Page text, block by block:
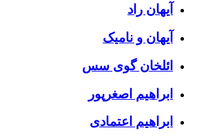
آیهان راد
آیهان و نامیک
ائلخان گوی سس
ابراهیم اصغرپور
ابراهیم اعتمادی